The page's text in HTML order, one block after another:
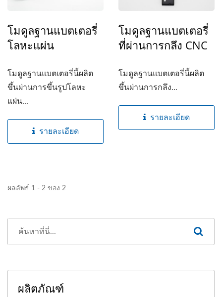
โมดูลฐานแบตเตอรี่
โลหะแผ่น
โมดูลฐานแบตเตอรี่นี้ผลิต
ขึ้นผ่านการขึ้นรูปโลหะ
แผ่น...
รายละเอียด
โมดูลฐานแบตเตอรี่
ที่ผ่านการกลึง CNC
โมดูลฐานแบตเตอรี่นี้ผลิต
ขึ้นผ่านการกลึง...
รายละเอียด
ผลลัพธ์ 1 - 2 ของ 2
ผลิตภัณฑ์